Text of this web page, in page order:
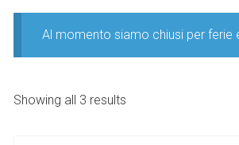
Al momento siamo chiusi per ferie
Showing all 3 results